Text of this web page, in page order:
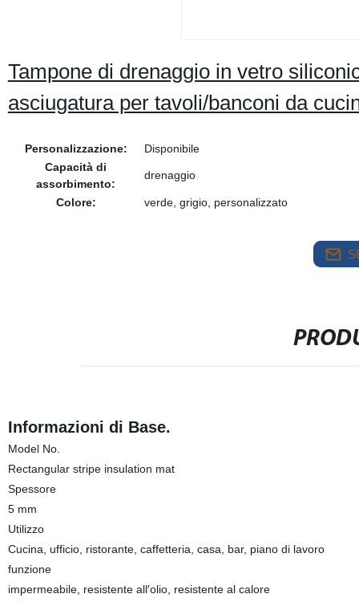
Tampone di drenaggio in vetro
asciugatura per tavoli/banconi da
Personalizzazione:
Disponibile
Capacità di
assorbimento:
drenaggio
Colore: verde, grigio, personalizzato
Informazioni di Base.
Model No.
Rectangular stripe insulation mat
Spessore
5 mm
Utilizzo
Cucina, ufficio, ristorante, caffetteria, casa, bar, piano di lavoro
funzione
impermeabile, resistente all′olio, resistente al calore